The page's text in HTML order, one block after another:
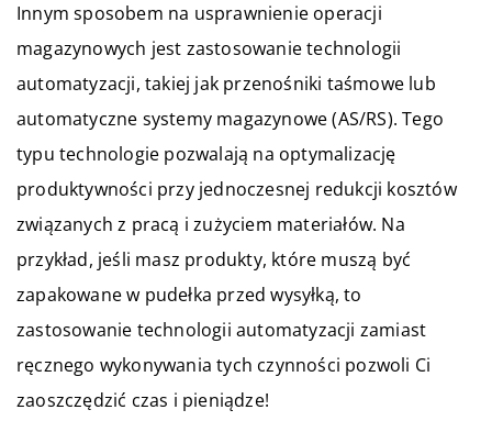
Innym sposobem na usprawnienie operacji
magazynowych jest zastosowanie technologii
automatyzacji, takiej jak przenośniki taśmowe lub
automatyczne systemy magazynowe (AS/RS). Tego
typu technologie pozwalają na optymalizację
produktywności przy jednoczesnej redukcji kosztów
związanych z pracą i zużyciem materiałów. Na
przykład, jeśli masz produkty, które muszą być
zapakowane w pudełka przed wysyłką, to
zastosowanie technologii automatyzacji zamiast
ręcznego wykonywania tych czynności pozwoli Ci
zaoszczędzić czas i pieniądze!